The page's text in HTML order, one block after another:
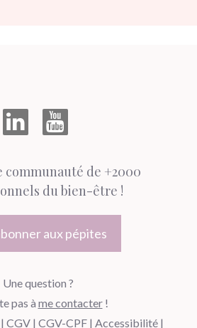
communauté de +2000
du bien-être !
aux pépites
Une question ?
pas à me contacter!
| CGV | CGV-CPF | Accessibilité |